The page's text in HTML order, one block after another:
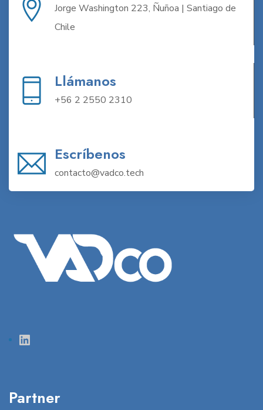
Jorge Washington 223, Ñuñoa | Santiago de
Chile
Llámanos
+56 2 2550 2310
Escríbenos
contacto@vadco.tech
Partner